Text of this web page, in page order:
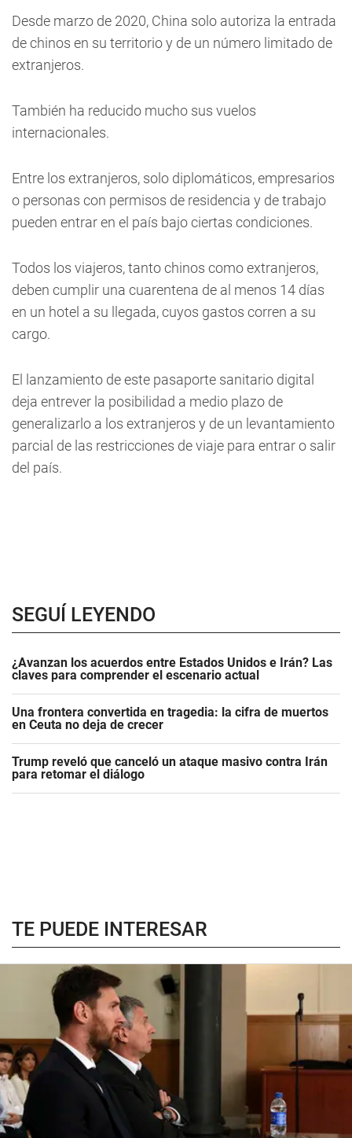
Desde marzo de 2020, China solo autoriza la entrada
de chinos en su territorio y de un número limitado de
extranjeros.
También ha reducido mucho sus vuelos
internacionales.
Entre los extranjeros, solo diplomáticos, empresarios
o personas con permisos de residencia y de trabajo
pueden entrar en el país bajo ciertas condiciones.
Todos los viajeros, tanto chinos como extranjeros,
deben cumplir una cuarentena de al menos 14 días
en un hotel a su llegada, cuyos gastos corren a su
cargo.
El lanzamiento de este pasaporte sanitario digital
deja entrever la posibilidad a medio plazo de
generalizarlo a los extranjeros y de un levantamiento
parcial de las restricciones de viaje para entrar o salir
del país.
SEGUÍ LEYENDO
¿Avanzan los acuerdos entre Estados Unidos e Irán? Las
claves para comprender el escenario actual
Una frontera convertida en tragedia: la cifra de muertos
en Ceuta no deja de crecer
Trump reveló que canceló un ataque masivo contra Irán
para retomar el diálogo
TE PUEDE INTERESAR